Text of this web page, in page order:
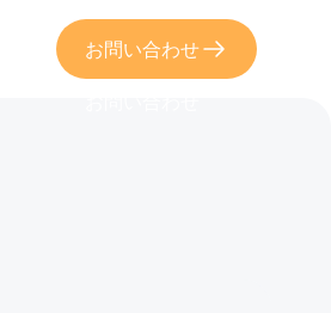
お問い合わせ